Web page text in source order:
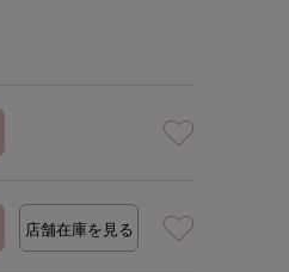
店舗在庫を見る